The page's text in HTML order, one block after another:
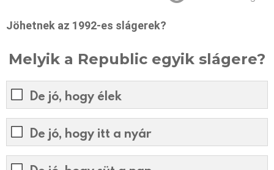
Jöhetnek az 1992-es slágerek?
Melyik a Republic egyik slágere?
De jó, hogy élek
De jó, hogy itt a nyár